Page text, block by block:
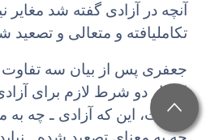
آنچه در آزادى گفته شد مغایر
تکامل‏یافته و متعالى و
جعفرى پس از بیان سه تفاوت
اختیار دو شرط لازم براى
نخست، این که آزادى ـ چه